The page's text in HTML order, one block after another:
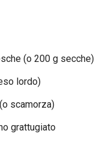
(o 200 g secche)
lordo)
scamorza)
grattugiato